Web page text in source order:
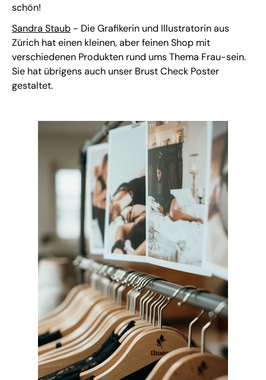
schön!
Sandra Staub - Die Grafikerin und Illustratorin aus
Zürich hat einen kleinen, aber feinen Shop mit
verschiedenen Produkten rund ums Thema Frau-sein.
Sie hat übrigens auch unser Brust Check Poster
gestaltet.